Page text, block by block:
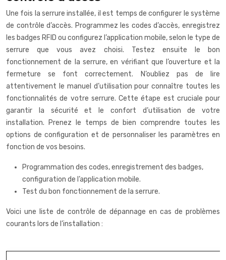
Une fois la serrure installée, il est temps de configurer le système
de contrôle d’accès. Programmez les codes d’accès, enregistrez
les badges RFID ou configurez l’application mobile, selon le type de
serrure que vous avez choisi. Testez ensuite le bon
fonctionnement de la serrure, en vérifiant que l’ouverture et la
fermeture se font correctement. N’oubliez pas de lire
attentivement le manuel d’utilisation pour connaître toutes les
fonctionnalités de votre serrure. Cette étape est cruciale pour
garantir la sécurité et le confort d’utilisation de votre
installation. Prenez le temps de bien comprendre toutes les
options de configuration et de personnaliser les paramètres en
fonction de vos besoins.
Programmation des codes, enregistrement des badges,
configuration de l’application mobile.
Test du bon fonctionnement de la serrure.
Voici une liste de contrôle de dépannage en cas de problèmes
courants lors de l’installation :